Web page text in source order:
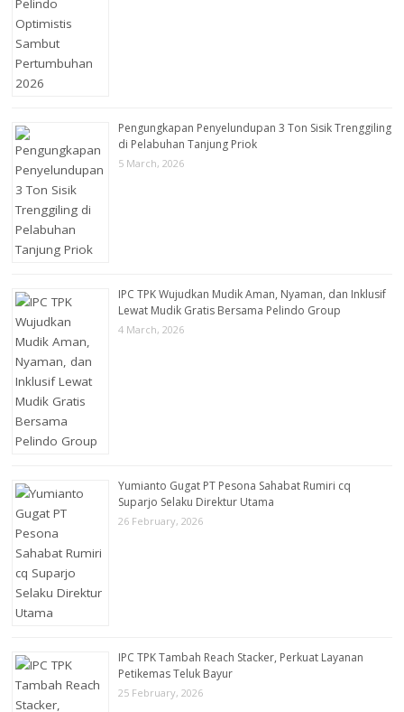
Pengungkapan Penyelundupan 3 Ton Sisik Trenggiling
di Pelabuhan Tanjung Priok
5 March, 2026
IPC TPK Wujudkan Mudik Aman, Nyaman, dan Inklusif
Lewat Mudik Gratis Bersama Pelindo Group
4 March, 2026
Yumianto Gugat PT Pesona Sahabat Rumiri cq
Suparjo Selaku Direktur Utama
26 February, 2026
IPC TPK Tambah Reach Stacker, Perkuat Layanan
Petikemas Teluk Bayur
25 February, 2026